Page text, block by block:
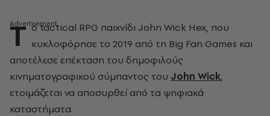
Τ ο tactical RPG παιχνίδι John Wick Hex, που
κυκλοφόρησε το 2019 από τη Big Fan Games και
αποτέλεσε επέκταση του δημοφιλούς
κινηματογραφικού σύμπαντος του John Wick,
ετοιμάζεται να αποσυρθεί από τα ψηφιακά
καταστήματα.